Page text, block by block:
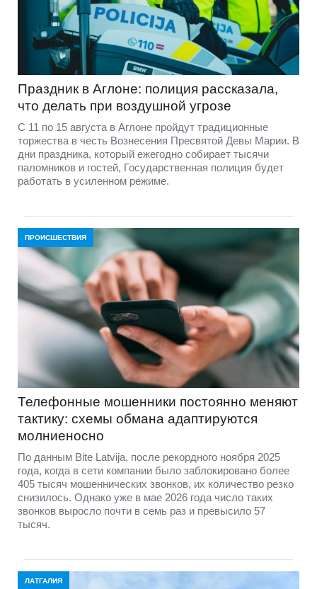
Праздник в Аглоне: полиция рассказала,
что делать при воздушной угрозе
С 11 по 15 августа в Аглоне пройдут традиционные
торжества в честь Вознесения Пресвятой Девы Марии. В
дни праздника, который ежегодно собирает тысячи
паломников и гостей, Государственная полиция будет
работать в усиленном режиме.
ПРОИСШЕСТВИЯ
Телефонные мошенники постоянно меняют
тактику: схемы обмана адаптируются
молниеносно
По данным Bite Latvija, после рекордного ноября 2025
года, когда в сети компании было заблокировано более
405 тысяч мошеннических звонков, их количество резко
снизилось. Однако уже в мае 2026 года число таких
звонков выросло почти в семь раз и превысило 57
тысяч.
ЛАТГАЛИЯ